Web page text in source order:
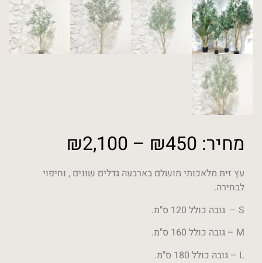
מחיר: ₪450
–
₪2,100
עץ זית מלאכותי מושלם בארבעה גדלים שונים , וחיפוי
לבחירה.
S – גובה כולל 120 ס"מ.
M – גובה כולל 160 ס"מ.
L – גובה כולל 180 ס"מ.